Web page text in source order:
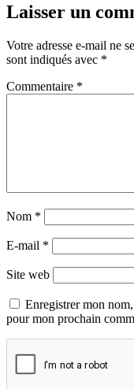
Laisser un
Votre adresse e-mail ne
sont indiqués avec *
Commentaire *
Nom *
E-mail *
Site web
Enregistrer mon
pour mon prochain